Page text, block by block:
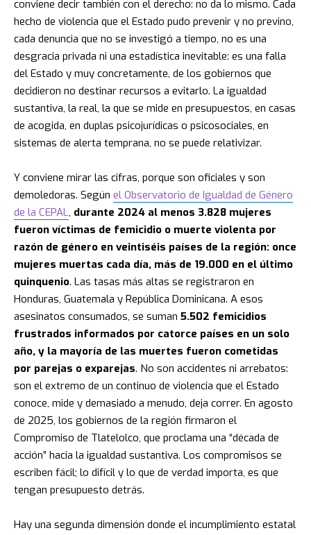
conviene decir también con el derecho: no da lo mismo. Cada
hecho de violencia que el Estado pudo prevenir y no previno,
cada denuncia que no se investigó a tiempo, no es una
desgracia privada ni una estadística inevitable: es una falla
del Estado y muy concretamente, de los gobiernos que
decidieron no destinar recursos a evitarlo. La igualdad
sustantiva, la real, la que se mide en presupuestos, en casas
de acogida, en duplas psicojurídicas o psicosociales, en
sistemas de alerta temprana, no se puede relativizar.
Y conviene mirar las cifras, porque son oficiales y son
demoledoras. Según el Observatorio de Igualdad de Género
de la CEPAL, durante 2024 al menos 3.828 mujeres
fueron víctimas de femicidio o muerte violenta por
razón de género en veintiséis países de la región: once
mujeres muertas cada día, más de 19.000 en el último
quinquenio. Las tasas más altas se registraron en
Honduras, Guatemala y República Dominicana. A esos
asesinatos consumados, se suman 5.502 femicidios
frustrados informados por catorce países en un solo
año, y la mayoría de las muertes fueron cometidas
por parejas o exparejas. No son accidentes ni arrebatos:
son el extremo de un continuo de violencia que el Estado
conoce, mide y demasiado a menudo, deja correr. En agosto
de 2025, los gobiernos de la región firmaron el
Compromiso de Tlatelolco, que proclama una “década de
acción” hacia la igualdad sustantiva. Los compromisos se
escriben fácil; lo difícil y lo que de verdad importa, es que
tengan presupuesto detrás.
Hay una segunda dimensión donde el incumplimiento estatal